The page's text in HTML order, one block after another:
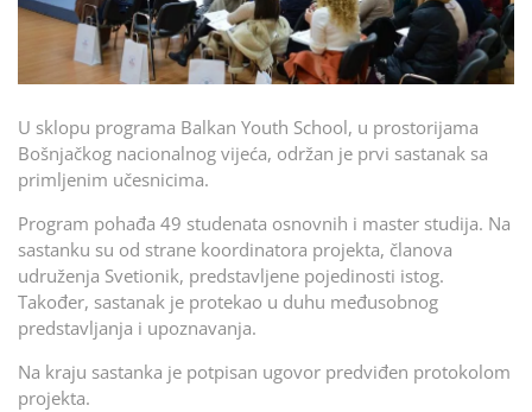
U sklopu programa Balkan Youth School, u prostorijama
Bošnjačkog nacionalnog vijeća, održan je prvi sastanak sa
primljenim učesnicima.
Program pohađa 49 studenata osnovnih i master studija. Na
sastanku su od strane koordinatora projekta, članova
udruženja Svetionik, predstavljene pojedinosti istog.
Također, sastanak je protekao u duhu međusobnog
predstavljanja i upoznavanja.
Na kraju sastanka je potpisan ugovor predviđen protokolom
projekta.